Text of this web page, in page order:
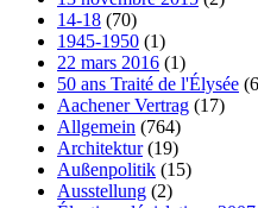
14-18 (70)
1945-1950 (1)
22 mars 2016 (1)
50 ans Traité de l'Élysée
Aachener Vertrag (17)
Allgemein (764)
Architektur(19)
Außenpolitik (15)
Ausstellung (2)